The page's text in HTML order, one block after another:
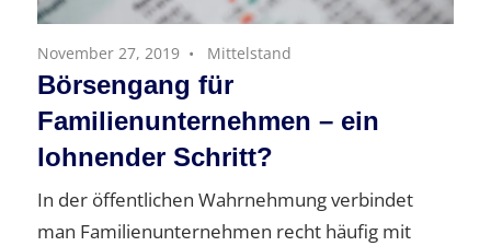
November 27, 2019 Mittelstand
Börsengang für
Familienunternehmen – ein
lohnender Schritt?
In der öffentlichen Wahrnehmung verbindet
man Familienunternehmen recht häufig mit